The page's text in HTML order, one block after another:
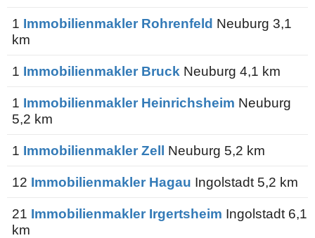
1 Immobilienmakler Rohrenfeld Neuburg 3,1
km
1 Immobilienmakler Bruck Neuburg 4,1 km
1 Immobilienmakler Heinrichsheim Neuburg
5,2 km
1 Immobilienmakler Zell Neuburg 5,2 km
12 Immobilienmakler Hagau Ingolstadt 5,2 km
21 Immobilienmakler Irgertsheim Ingolstadt 6,1
km